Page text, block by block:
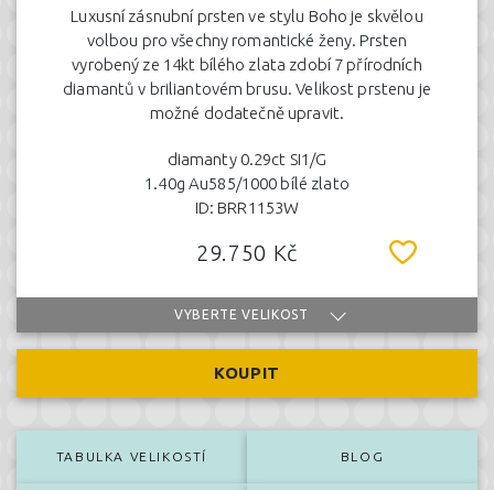
Luxusní zásnubní prsten ve stylu Boho je skvělou
volbou pro všechny romantické ženy. Prsten
vyrobený ze 14kt bílého zlata zdobí 7 přírodních
diamantů v briliantovém brusu. Velikost prstenu je
možné dodatečně upravit.
diamanty 0.29ct SI1/G
1.40g Au585/1000 bílé zlato
ID: BRR1153W
29.750 Kč
VYBERTE VELIKOST
KOUPIT
TABULKA VELIKOSTÍ BLOG